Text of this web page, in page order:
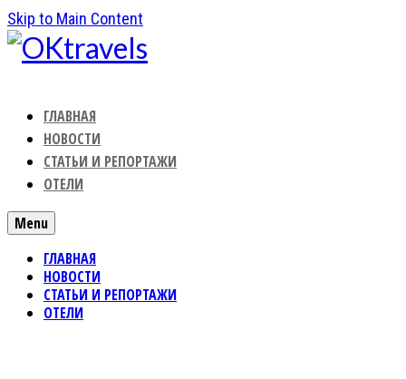
Skip to Main Content
ГЛАВНАЯ
НОВОСТИ
СТАТЬИ И РЕПОРТАЖИ
ОТЕЛИ
Menu
ГЛАВНАЯ
НОВОСТИ
СТАТЬИ И РЕПОРТАЖИ
ОТЕЛИ